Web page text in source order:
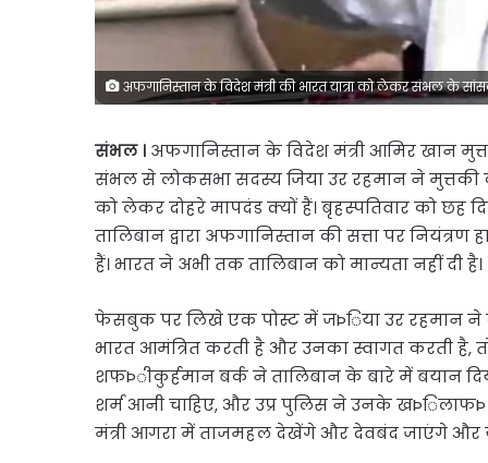
अफगानिस्तान के विदेश मंत्री की भारत यात्रा को लेकर संभल के
संभल । अफगानिस्तान के विदेश मंत्री आमिर खान
संभल से लोकसभा सदस्य जिया उर रहमान ने मुत्तकी
को लेकर दोहरे मापदंड क्यों हैं। बृहस्पतिवार को छह
तालिबान द्वारा अफगानिस्तान की सत्ता पर
हैं। भारत ने अभी तक तालिबान को मान्यता नहीं दी है।
फेसबुक पर लिखे एक पोस्ट में जÞिया उर रहमान ने
भारत आमंत्रित करती है और उनका स्वागत करती है,
शफÞीकुर्हमान बर्क ने तालिबान के बारे में बयान
शर्म आनी चाहिए, और उप्र पुलिस ने उनके खÞिलाफÞ
मंत्री आगरा में ताजमहल देखेंगे और देवबंद जाएंगे और